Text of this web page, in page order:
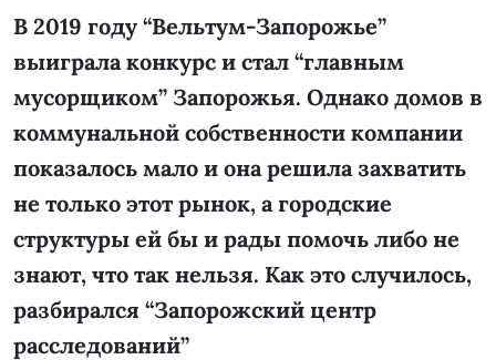
В 2019 году “Вельтум-Запорожье”
выиграла конкурс и стал “главным
мусорщиком” Запорожья. Однако домов в
коммунальной собственности компании
показалось мало и она решила захватить
не только этот рынок, а городские
структуры ей бы и рады помочь либо не
знают, что так нельзя. Как это случилось,
разбирался “Запорожский центр
расследований”